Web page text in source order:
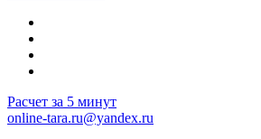
Расчет за 5 минут
online-tara.ru@yandex.ru